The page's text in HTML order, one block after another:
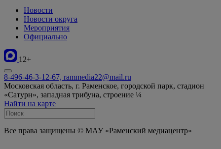
Новости
Новости округа
Мероприятия
Официально
12+
8-496-46-3-12-67, rammedia22@mail.ru
Московская область, г. Раменское, городской парк, стадион
«Сатурн», западная трибуна, строение ¼
Найти на карте
Все права защищены © МАУ «Раменский медиацентр»